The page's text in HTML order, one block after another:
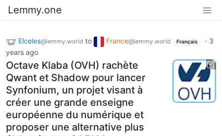
Lemmy.one
Elceles@lemmy.world to France@lemmy.world Français · 3
years ago
Octave Klaba (OVH) rachète
Qwant et Shadow pour lancer
Synfonium, un projet visant à
créer une grande enseigne
européenne du numérique et
proposer une alternative plus